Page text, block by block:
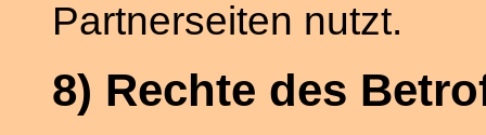
Partnerseiten nutzt.
8) Rechte des